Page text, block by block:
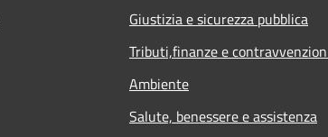
Giustizia e sicurezza pubblica
Tributi,finanze e
Ambiente
Salute, benessere e assistenza